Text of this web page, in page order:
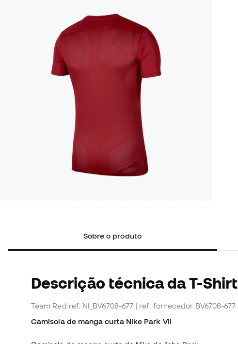
Sobre o produto
Descrição técnica da T-Shirt
Team Red ref. NI_BV6708-677 | ref. fornecedor BV6708-677
Camisola de manga curta Nike Park VII